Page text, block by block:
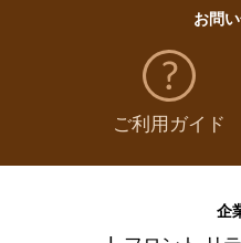
お問
ご利用ガイド
企